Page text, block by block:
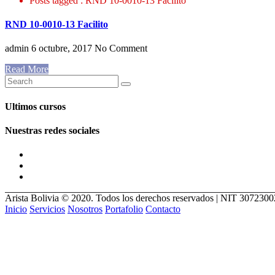
RND 10-0010-13 Facilito
admin 6 octubre, 2017 No Comment
Read More
Ultimos cursos
Nuestras redes sociales
Arista Bolivia © 2020. Todos los derechos reservados | NIT
Inicio Servicios Nosotros Portafolio Contacto